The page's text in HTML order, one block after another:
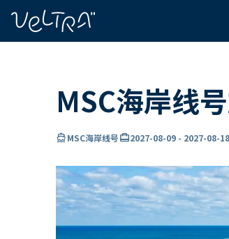
MSC海岸线
directions_boatMSC海岸线号card_travel2027-08-09 - 2027-08-18